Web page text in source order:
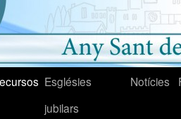
Esglésies
jubilars
Notícies